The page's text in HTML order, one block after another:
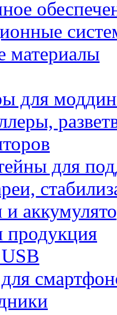
материалы
для
для
и
продукция